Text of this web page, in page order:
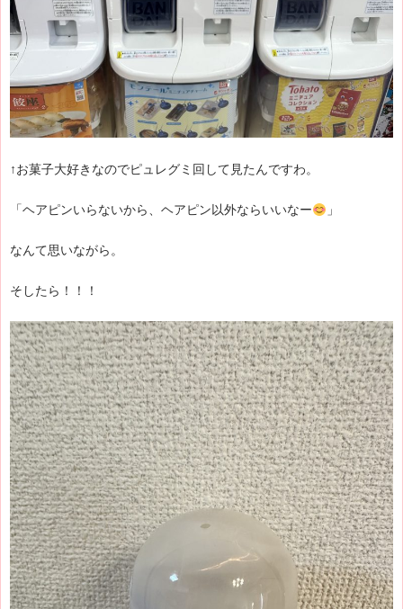
↑お菓子大好きなのでピュレグミ回して見たんですわ。
「ヘアピンいらないから、ヘアピン以外ならいいなー 」
なんて思いながら。
そしたら！！！